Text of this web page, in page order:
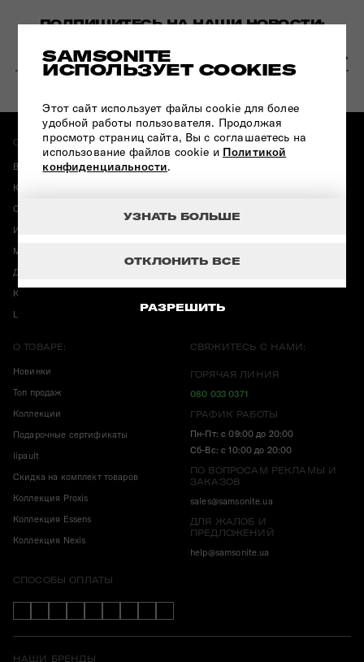
SAMSONITE
ИСПОЛЬЗУЕТ COOKIES
Этот сайт использует файлы cookie для более
удобной работы пользователя. Продолжая
просмотр страниц сайта, Вы с соглашаетесь на
использование файлов cookie и Политикой
конфиденциальности.
РАЗРЕШИТЬ
ОТКЛОНИТЬ ВСЕ
УЗНАТЬ БОЛЬШЕ
ПОДПИШИТЕСЬ НА НАШИ НОВОСТИ:
О МАГАЗИНЕ:
Возврат и обмен
Карта магазинов
Оплата и доставка
История бренда Samsonite
Магазины American Tourister
Договор публичной оферты
Корпоративные подарки
Центр поддержки
ИНФОРМАЦИЯ:
TUMI Tracer®
О ТОВАРЕ:
Новинки
Топ продаж
Коллекции
Подарочные сертификаты
lipault
Скидка на комплект товаров
Коллекция Proxis
Коллекция Essens
Коллекция Nexis
СВЯЖИТЕСЬ С НАМИ:
ГОРЯЧАЯ ЛИНИЯ
080 033 0371
ГРАФИК РАБОТЫ
Пн-Пт: с 09:00 до 20:00
Сб-Вс: с 10:00 до 20:00
ПО ВОПРОСАМ РЕКЛАМЫ И
ЗАКАЗОВ
sales@samsonite.ua
ДЛЯ ЖАЛОБ И
ПРЕДЛОЖЕНИЙ
help@samsonite.ua
СПОСОБЫ ОПЛАТЫ
НАШИ БРЕНДЫ